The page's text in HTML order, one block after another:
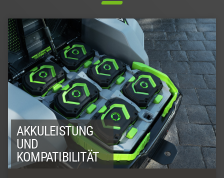
AKKULEISTUNG
UND
KOMPATIBILITÄT